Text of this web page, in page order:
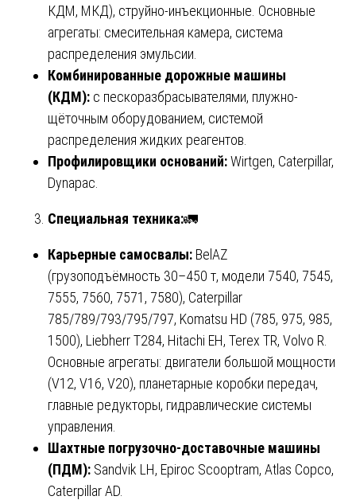
КДМ, МКД), струйно-инъекционные. Основные
агрегаты: смесительная камера, система
распределения эмульсии.
Комбинированные дорожные машины
(КДМ): с пескоразбрасывателями, плужно-
щёточным оборудованием, системой
распределения жидких реагентов.
Профилировщики оснований:Wirtgen, Caterpillar,
Dynapac.
Специальная техника:🚛
Карьерные самосвалы: BelAZ
(грузоподъёмность 30–450 т, модели 7540, 7545,
7555, 7560, 7571, 7580), Caterpillar
785/789/793/795/797, Komatsu HD (785, 975, 985,
1500), Liebherr T284, Hitachi EH, Terex TR, Volvo R.
Основные агрегаты: двигатели большой мощности
(V12, V16, V20), планетарные коробки передач,
главные редукторы, гидравлические системы
управления.
Шахтные погрузочно-доставочные машины
(ПДМ): Sandvik LH, Epiroc Scooptram, Atlas Copco,
Caterpillar AD.